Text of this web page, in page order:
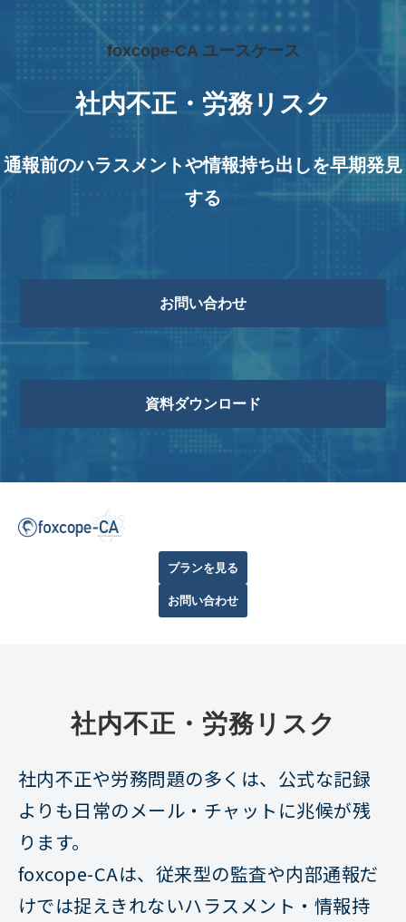
foxcope-CA ユースケース
社内不正・労務リスク
通報前のハラスメントや情報持ち出しを早期発見
する
お問い合わせ
資料ダウンロード
プランを見る
お問い合わせ
社内不正・労務リスク
社内不正や労務問題の多くは、公式な記録
よりも日常のメール・チャットに兆候が残
ります。
foxcope-CAは、従来型の監査や内部通報だ
けでは捉えきれないハラスメント・情報持